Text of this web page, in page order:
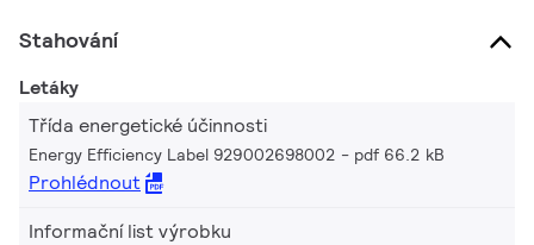
Stahování
Letáky
Třída energetické účinnosti
Energy Efficiency Label 929002698002 pdf 66.2 kB
Prohlédnout
Informační list výrobku